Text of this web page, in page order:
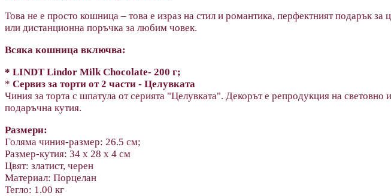
Това не е просто кошница – това е израз на стил и романтика, перфектният подарък
или дистанционна поръчка за любим човек.
Всяка кошница включва:
* LINDT Lindor Milk Chocolate- 200 г;
* Сервиз за торти от 2 части - Целувката
Чиния за торта с шпатула от серията "Целувката". Декорът е репродукция на
подаръчна кутия.
Размери:
Голяма чиния-размер: 26.5 см;
Размер-кутия: 34 х 28 х 4 см
Цвят: златист, черен
Материал: Порцелан
Тегло: 1.00 кг